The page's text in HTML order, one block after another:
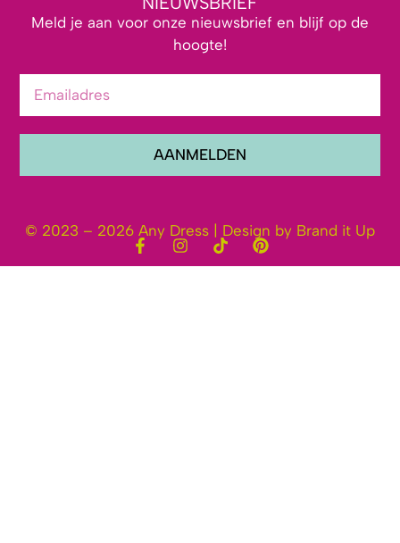
Meld je aan voor onze nieuwsbrief en blijf op de
hoogte!
AANMELDEN
© 2023 – 2026 Any Dress | Design by Brand it Up